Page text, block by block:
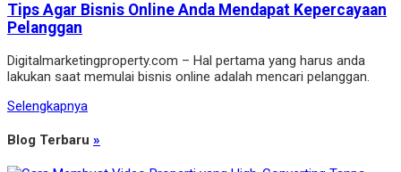
Tips Agar Bisnis Online Anda Mendapat Kepercayaan
Pelanggan
Digitalmarketingproperty.com – Hal pertama yang harus anda
lakukan saat memulai bisnis online adalah mencari pelanggan.
Selengkapnya
Blog Terbaru »